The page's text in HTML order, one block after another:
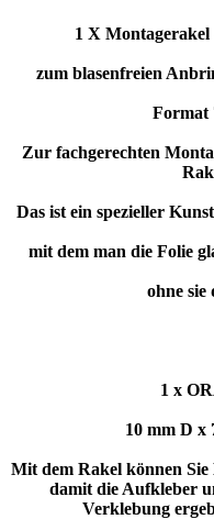
1 X
zum blasenfreien
Format
Zur fachgerechten
Das ist ein spezieller
mit dem man die Folie
ohne sie
1 x
10 mm D x
Mit dem Rakel können
damit die Aufkleber
Verklebung